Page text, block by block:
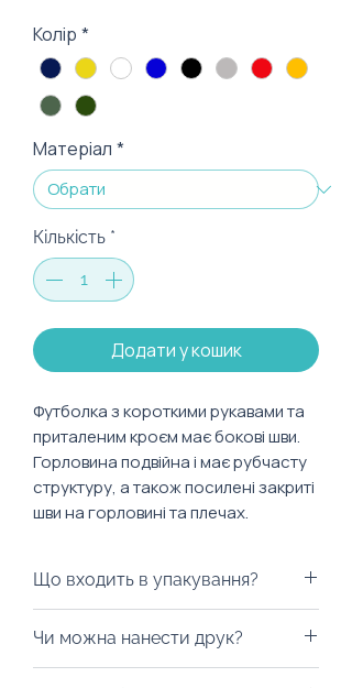
Колір *
Матеріал *
Кількість *
Додати у кошик
Футболка з короткими рукавами та
приталеним кроєм має бокові шви.
Горловина подвійна і має рубчасту
структуру, а також посилені закриті
шви на горловині та плечах.
Матеріал: 100% бавовна
Експлуатація:
Усадка до 5%.
Що входить в упакування?
футболку у будь-яку коробку на
ваш смак, пакети з екологічних
Чи можна нанести друк?